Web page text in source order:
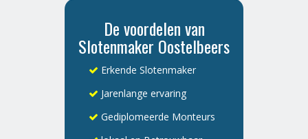
De voordelen van
Slotenmaker Oostelbeers
Erkende Slotenmaker
Jarenlange ervaring
Gediplomeerde Monteurs